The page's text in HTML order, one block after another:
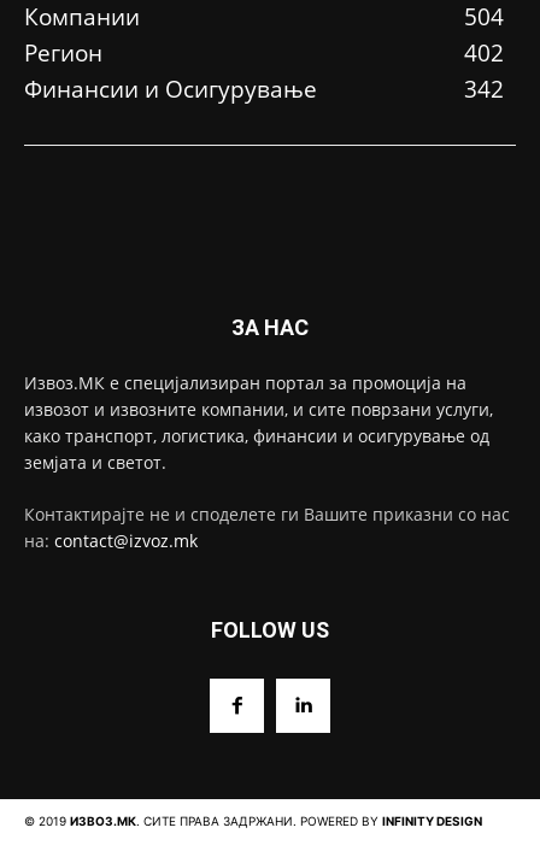
Компании
504
Регион
402
Финансии и Осигурување
342
ЗА НАС
Извоз.МК е специјализиран портал за промоција на
извозот и извозните компании, и сите поврзани услуги,
како транспорт, логистика, финансии и осигурување од
земјата и светот.
Контактирајте не и споделете ги Вашите приказни со нас
на: contact@izvoz.mk
FOLLOW US
© 2019 ИЗВОЗ.МК. СИТЕ ПРАВА ЗАДРЖАНИ. POWERED BY INFINITY DESIGN